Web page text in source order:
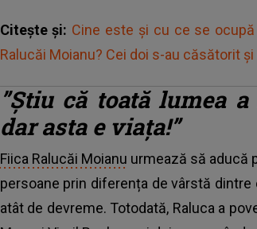
Citește și: Cine este și cu ce se
Ralucăi Moianu? Cei doi s-au căsătorit
”Știu că toată lumea
dar asta e viața!”
Fiica Ralucăi Moianu urmează să aducă
persoane prin diferența de vârstă
atât de devreme. Totodată, Raluca a